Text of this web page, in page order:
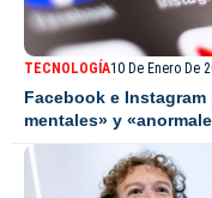
TECNOLOGÍA10 De Enero De
Facebook e
mentales» y